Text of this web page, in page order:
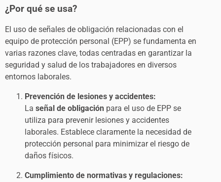
¿Por qué se usa?
El uso de señales de obligación relacionadas con el
equipo de protección personal (EPP) se fundamenta en
varias razones clave, todas centradas en garantizar la
seguridad y salud de los trabajadores en diversos
entornos laborales.
Prevención de lesiones y accidentes:
La señal de obligación para el uso de EPP se
utiliza para prevenir lesiones y accidentes
laborales. Establece claramente la necesidad de
protección personal para minimizar el riesgo de
daños físicos.
Cumplimiento de normativas y regulaciones: